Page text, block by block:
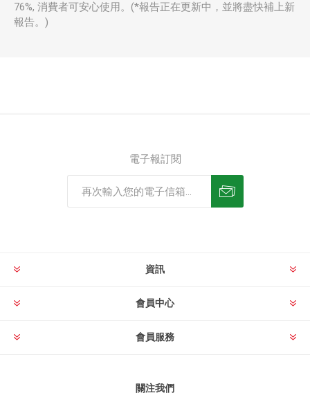
76%, 消費者可安心使用。(*報告正在更新中，並將盡快補上新
報告。)
電子報訂閱
資訊
會員中心
會員服務
關注我們